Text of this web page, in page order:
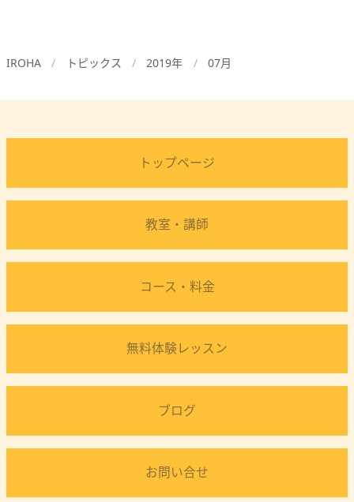
IROHA トピックス 2019年 07月
トップページ
教室・講師
コース・料金
無料体験レッスン
ブログ
お問い合せ